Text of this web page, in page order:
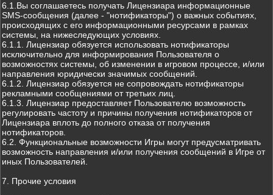
6.1.Вы соглашаетесь получать Лицензиара информационные
SMS-сообщения (далее - "нотификаторы") о важных событиях,
происходящих с его информационными ресурсами в рамках
системы, на нижеследующих условиях.
6.1.1. Лицензиар обязуется использовать нотификаторы
исключительно для информирования Пользователя о
возможностях системы, об изменении в игровом процессе, и/или
направления юридически значимых сообщений.
6.1.2. Лицензиар обязуется не сопровождать нотификаторы
рекламными сообщениями от третьих лиц.
6.1.3. Лицензиар предоставляет Пользователю возможность
регулировать частоту и причины получения нотификаторов от
Лицензиара вплоть до полного отказа от получения
нотификаторов.
6.2. Функциональные возможности Игры могут предусматривать
возможность направления и/или получения сообщений в Игре от
иных Пользователей.
7. Прочие условия